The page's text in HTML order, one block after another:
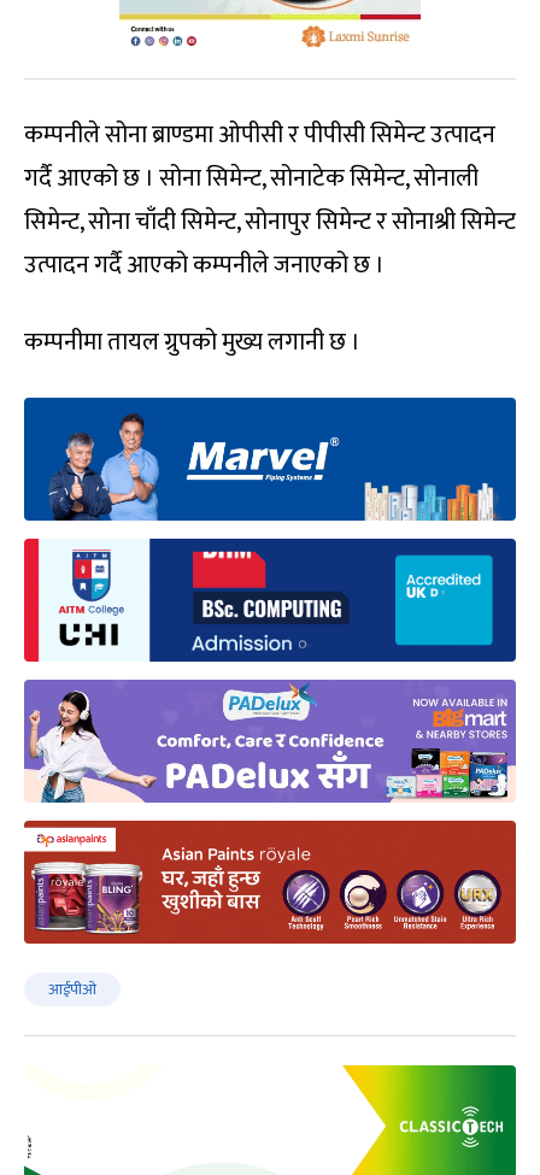
कम्पनीले सोना ब्राण्डमा ओपीसी र पीपीसी सिमेन्ट उत्पादन
गर्दै आएको छ । सोना सिमेन्ट, सोनाटेक सिमेन्ट, सोनाली
सिमेन्ट, सोना चाँदी सिमेन्ट, सोनापुर सिमेन्ट र सोनाश्री सिमेन्ट
उत्पादन गर्दै आएको कम्पनीले जनाएको छ ।
कम्पनीमा तायल ग्रुपको मुख्य लगानी छ ।
आईपीओ